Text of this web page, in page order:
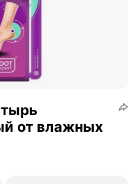
от влажных